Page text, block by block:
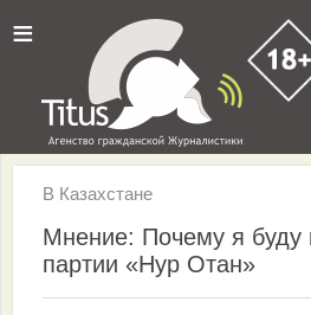
≡
В Казахстане
Мнение: Почему я буду
партии «Нур Отан»